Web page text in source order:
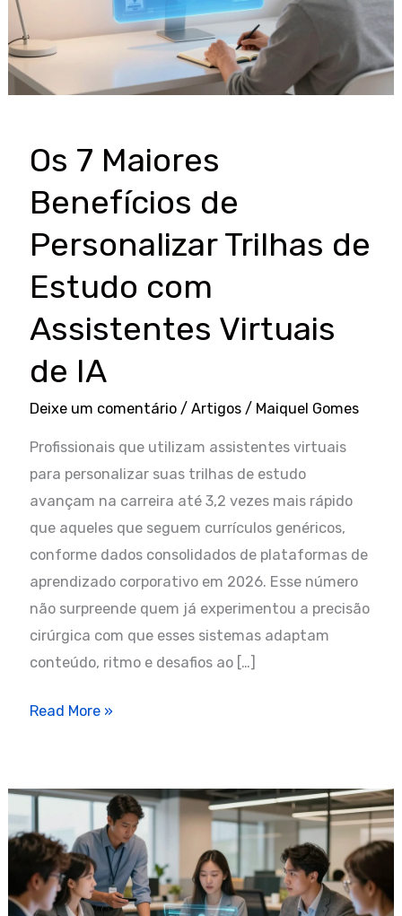
Os 7 Maiores
Benefícios de
Personalizar Trilhas de
Estudo com
Assistentes Virtuais
de IA
Deixe um comentário /Artigos / Maiquel Gomes
Profissionais que utilizam assistentes virtuais
para personalizar suas trilhas de estudo
avançam na carreira até 3,2 vezes mais rápido
que aqueles que seguem currículos genéricos,
conforme dados consolidados de plataformas de
aprendizado corporativo em 2026. Esse número
não surpreende quem já experimentou a precisão
cirúrgica com que esses sistemas adaptam
conteúdo, ritmo e desafios ao […]
Os
Benefícios
Personalizar
Trilhas
de
Read More »